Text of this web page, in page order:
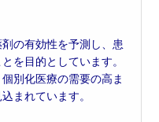
の有効性を予測し、患
を目的としています。
別化医療の需要の高ま
まれています。